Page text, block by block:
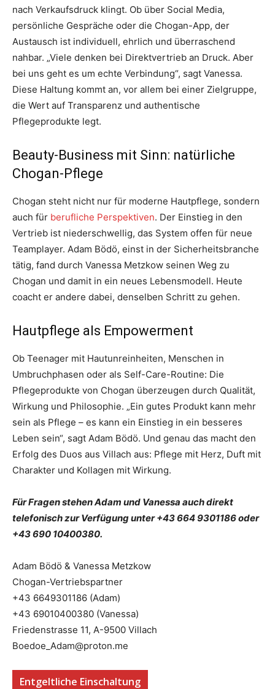
nach Verkaufsdruck klingt. Ob über Social Media,
persönliche Gespräche oder die Chogan-App, der
Austausch ist individuell, ehrlich und überraschend
nahbar. „Viele denken bei Direktvertrieb an Druck. Aber
bei uns geht es um echte Verbindung“, sagt Vanessa.
Diese Haltung kommt an, vor allem bei einer Zielgruppe,
die Wert auf Transparenz und authentische
Pflegeprodukte legt.
Beauty-Business mit Sinn: natürliche
Chogan-Pflege
Chogan steht nicht nur für moderne Hautpflege, sondern
auch für berufliche Perspektiven. Der Einstieg in den
Vertrieb ist niederschwellig, das System offen für neue
Teamplayer. Adam Bödö, einst in der Sicherheitsbranche
tätig, fand durch Vanessa Metzkow seinen Weg zu
Chogan und damit in ein neues Lebensmodell. Heute
coacht er andere dabei, denselben Schritt zu gehen.
Hautpflege als Empowerment
Ob Teenager mit Hautunreinheiten, Menschen in
Umbruchphasen oder als Self-Care-Routine: Die
Pflegeprodukte von Chogan überzeugen durch Qualität,
Wirkung und Philosophie. „Ein gutes Produkt kann mehr
sein als Pflege – es kann ein Einstieg in ein besseres
Leben sein“, sagt Adam Bödö. Und genau das macht den
Erfolg des Duos aus Villach aus: Pflege mit Herz, Duft mit
Charakter und Kollagen mit Wirkung.
Für Fragen stehen Adam und Vanessa auch direkt
telefonisch zur Verfügung unter +43 664 9301186 oder
+43 690 10400380.
Adam Bödö & Vanessa Metzkow
Chogan-Vertriebspartner
+43 6649301186 (Adam)
+43 69010400380 (Vanessa)
Friedenstrasse 11, A-9500 Villach
Boedoe_Adam@proton.me
Entgeltliche Einschaltung